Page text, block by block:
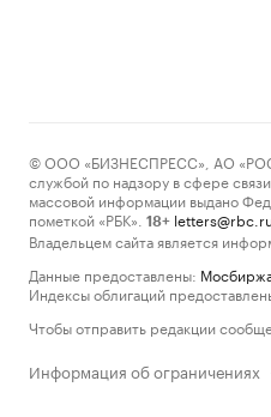
© ООО «БИЗНЕСПРЕСС», АО
службой по надзору в сфере
массовой информации выдано
пометкой «РБК».
18+
Владельцем сайта является
Данные предоставлены:
Индексы облигаций
Чтобы отправить редакции
Информация об ограничениях